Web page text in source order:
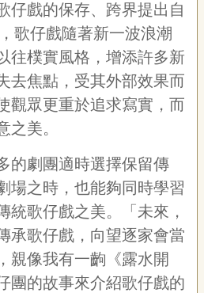
仔戲的保存、跨界提出自
歌仔戲隨著新一波浪潮
往樸實風格，增添許多新
去焦點，受其外部效果而
觀眾更重於追求寫實，而
之美。
的劇團適時選擇保留傳
場之時，也能夠同時學習
統歌仔戲之美。「未來，
承歌仔戲，向望逐家會當
親像我有一齣《露水開
團的故事來介紹歌仔戲的